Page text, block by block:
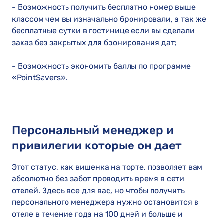
- Возможность получить бесплатно номер выше
классом чем вы изначально бронировали, а так же
бесплатные сутки в гостинице если вы сделали
заказ без закрытых для бронирования дат;
- Возможность экономить баллы по программе
«PointSavers».
Персональный менеджер и
привилегии которые он дает
Этот статус, как вишенка на торте, позволяет вам
абсолютно без забот проводить время в сети
отелей. Здесь все для вас, но чтобы получить
персонального менеджера нужно остановится в
отеле в течение года на 100 дней и больше и